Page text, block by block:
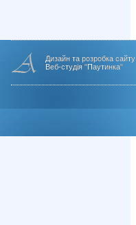
Дизайн та розробка сайту
Веб-студія "Паутинка"